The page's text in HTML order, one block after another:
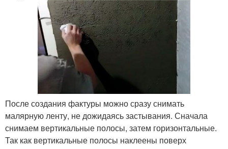
После создания фактуры можно сразу снимать
малярную ленту, не дожидаясь застывания. Сначала
снимаем вертикальные полосы, затем горизонтальные.
Так как вертикальные полосы наклеены поверх